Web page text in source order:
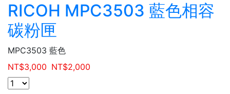
RICOH MPC3503 藍色相容
碳粉匣
MPC3503 藍色
NT$3,000 NT$2,000